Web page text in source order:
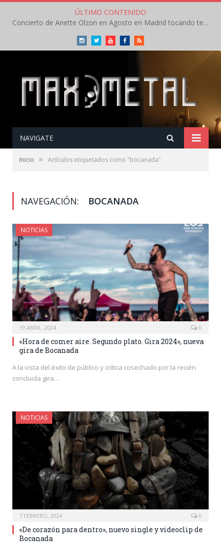
ÚLTIMO CONTENIDO
Concierto de Anette Olzon en Agosto en Madrid tocando temas de Nightwish
InstagramTwitterYoutubeFacebookRSS
NAVIGATE
Inicio » Artículos etiquetados como "bocanada"
NAVEGACIÓN: BOCANADA
NOTICIAS
19 ABRIL, 2024 0
«Hora de comer aire. Segundo plato. Gira 2024», nueva
gira de Bocanada
A la vista del éxito de público y crítica cosechado por la recién
concluida gira…
NOTICIAS
7 FEBRERO, 2024 0
«De corazón para dentro», nuevo single y videoclip de
Bocanada